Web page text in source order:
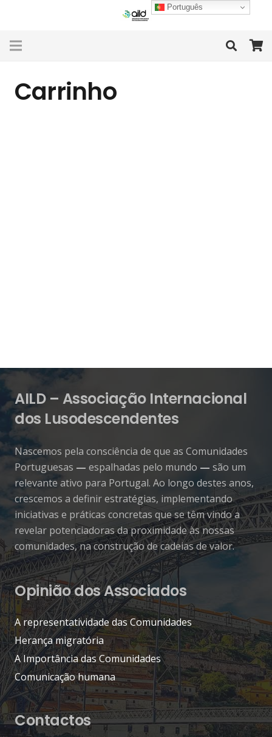
Carrinho
AILD – Associação Internacional
dos Lusodescendentes
Nascemos pela consciência de que as Comunidades
Portuguesas — espalhadas pelo mundo — são um
relevante ativo para Portugal. Ao longo destes anos,
crescemos a definir estratégias, implementando
iniciativas e práticas concretas que se têm vindo a
revelar potenciadoras da proximidade às nossas
comunidades, na construção de cadeias de valor.
Opinião dos Associados
A representatividade das Comunidades
Herança migratória
A Importância das Comunidades
Comunicação humana
Contactos
Português